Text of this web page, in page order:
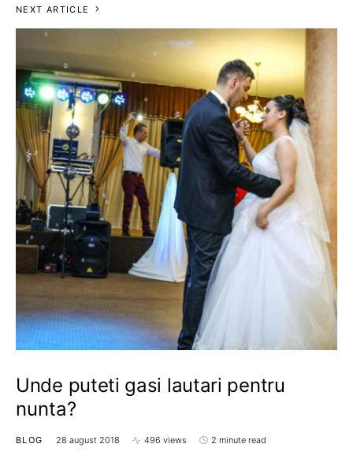
NEXT ARTICLE
Unde puteti gasi lautari pentru
nunta?
BLOG 28 august 2018 496 views 2 minute read